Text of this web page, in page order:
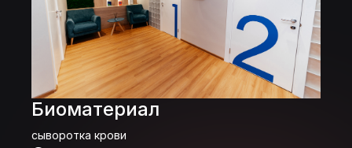
Биоматериал
сыворотка крови